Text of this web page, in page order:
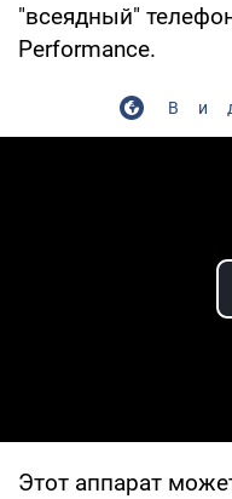
"всеядный"
Performance.
Этот аппарат